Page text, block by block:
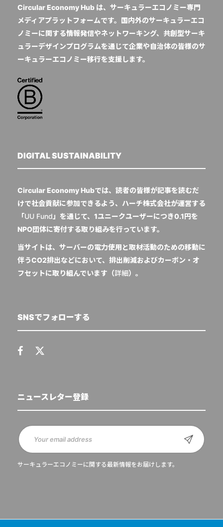
Circular Economy Hub は、サーキュラーエコノミー専門
メディアプラットフォームです。国内外のサーキュラーエコ
ノミーに関する情報発信やネットワーキング、共創型サーキ
ュラーデザインプログラムを通じて企業や自治体の皆様のサ
ーキュラーエコノミー移行を支援します。
DIGITAL SUSTAINABILITY
Circular Economy Hubでは、読者の皆様が記事を読むだ
けで社会貢献に参加できるよう、ハーチ株式会社が運営する
「UU Fund 」を通じて、1ユニークユーザーにつき0.1円を
NPO団体に寄付する取り組みを行っています。
当サイトは、サーバーの電力使用と取材活動のための移動に
伴うCO2排出などにおいて、排出削減およびカーボン・オ
フセットに取り組んでいます（詳細）。
SNSでフォローする
ニュースレター登録
サーキュラーエコノミーに関する最新情報をお届けします。